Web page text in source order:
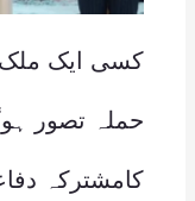
کسی ایک ملک
حملہ تصور
کامشترکہ